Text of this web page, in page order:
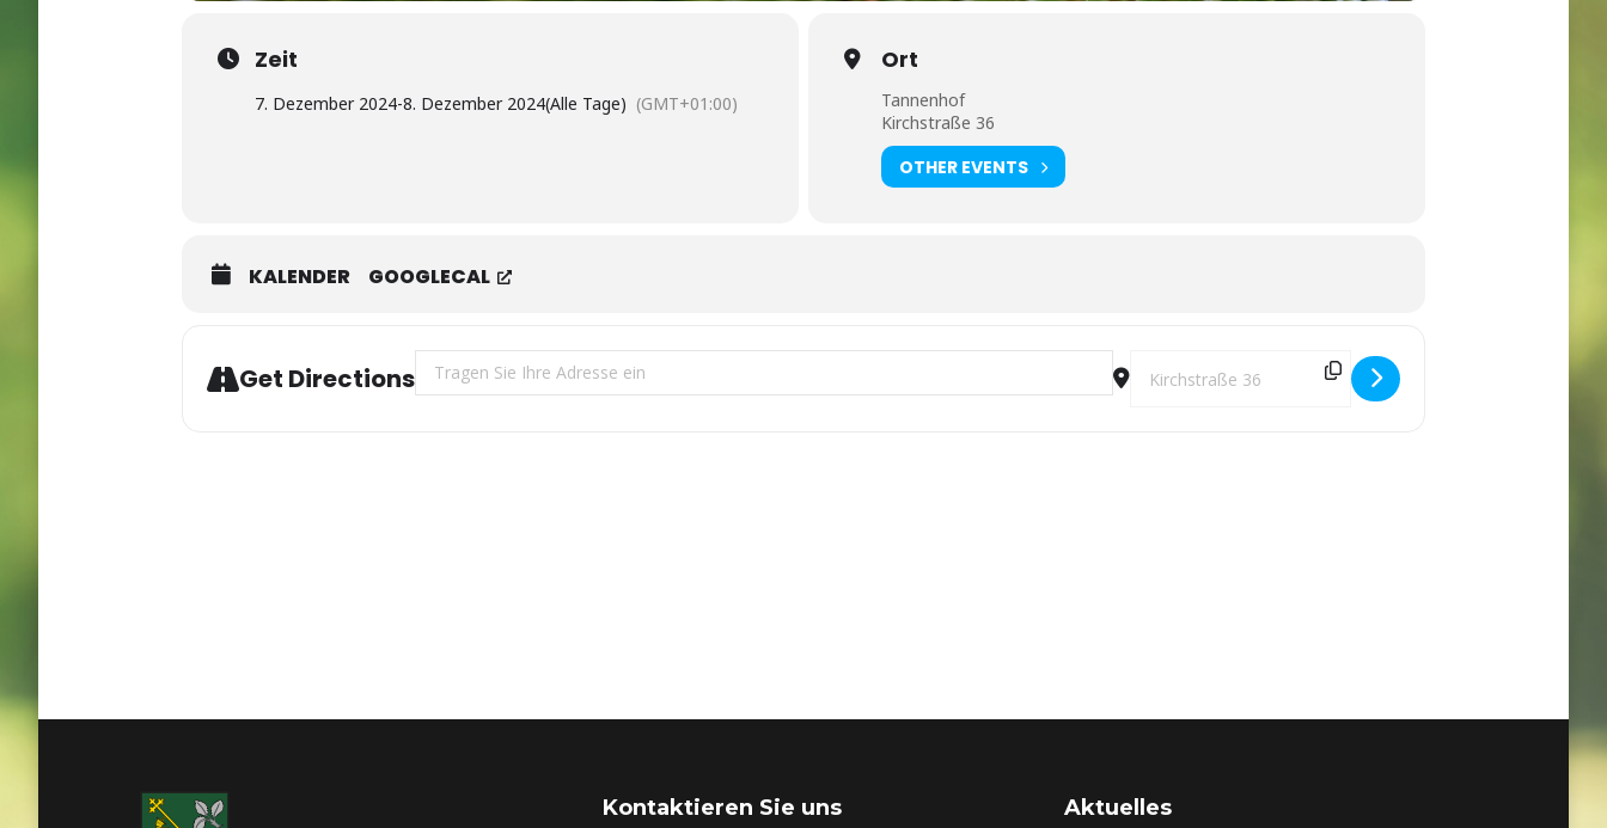
Zeit
7. Dezember 2024-8. Dezember 2024(Alle Tage) (GMT+01:00)
Ort
Tannenhof
Kirchstraße 36
OTHER EVENTS
KALENDER GOOGLECAL
Get Directions Address - Fichtelkirmes auf dem Tannenhof 2024 [PV56VPdVm] Destination Address - Fichtelkirmes auf dem Tannenhof
Kontaktieren Sie uns Aktuelles